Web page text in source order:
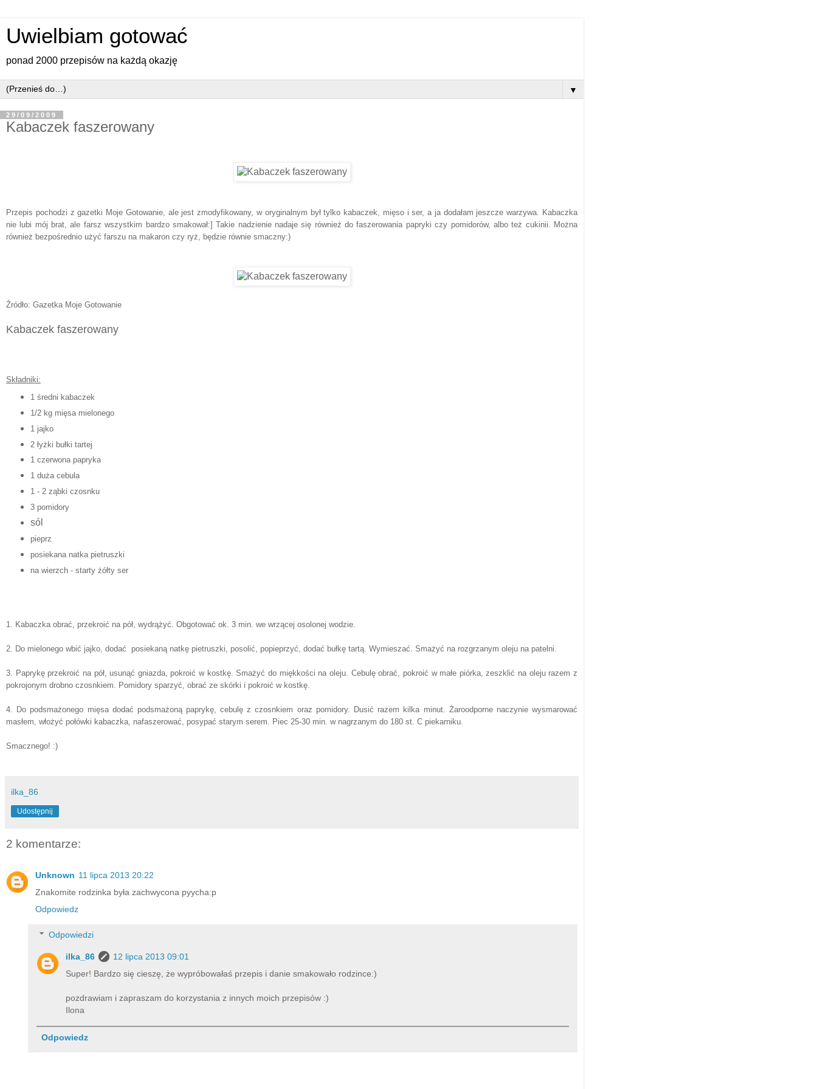
Uwielbiam gotować
ponad 2000 przepisów na każdą okazję
▼
29/09/2009
Kabaczek faszerowany
Przepis pochodzi z gazetki Moje Gotowanie, ale jest zmodyfikowany, w oryginalnym był tylko kabaczek, mięso i ser, a ja dodałam jeszcze warzywa. Kabaczka
nie lubi mój brat, ale farsz wszystkim bardzo smakował:] Takie nadzienie nadaje się również do faszerowania papryki czy pomidorów, albo też cukinii. Można
również bezpośrednio użyć farszu na makaron czy ryż, będzie równie smaczny:)
Źródło: Gazetka Moje Gotowanie
Kabaczek faszerowany
Składniki:
1 średni kabaczek
1/2 kg mięsa mielonego
1 jajko
2 łyżki bułki tartej
1 czerwona papryka
1 duża cebula
1 - 2 ząbki czosnku
3 pomidory
sól
pieprz
posiekana natka pietruszki
na wierzch - starty żółty ser
1. Kabaczka obrać, przekroić na pół, wydrążyć. Obgotować ok. 3 min. we wrzącej osolonej wodzie.
2. Do mielonego wbić jajko, dodać posiekaną natkę pietruszki, posolić, popieprzyć, dodać bułkę tartą. Wymieszać. Smażyć na rozgrzanym oleju na patelni.
3. Paprykę przekroić na pół, usunąć gniazda, pokroić w kostkę. Smażyć do miękkości na oleju. Cebulę obrać, pokroić w małe piórka, zeszklić na oleju razem z
pokrojonym drobno czosnkiem. Pomidory sparzyć, obrać ze skórki i pokroić w kostkę.
4. Do podsmażonego mięsa dodać podsmażoną paprykę, cebulę z czosnkiem oraz pomidory. Dusić razem kilka minut. Żaroodporne naczynie wysmarować
masłem, włożyć połówki kabaczka, nafaszerować, posypać starym serem. Piec 25-30 min. w nagrzanym do 180 st. C piekarniku.
Smacznego! :)
ilka_86
Udostępnij
2 komentarze:
Unknown 11 lipca 2013 20:22
Znakomite rodzinka była zachwycona pyycha:p
Odpowiedz
Odpowiedzi
ilka_86
12 lipca 2013 09:01
Super! Bardzo się cieszę, że wypróbowałaś przepis i danie smakowało rodzince:)
pozdrawiam i zapraszam do korzystania z innych moich przepisów :)
Ilona
Odpowiedz